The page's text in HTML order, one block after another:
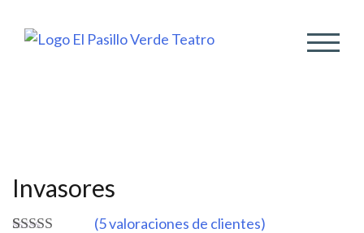
Invasores
(5valoraciones de clientes)